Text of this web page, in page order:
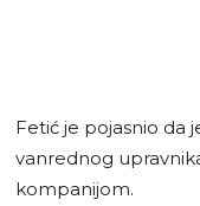
Fetić je pojasnio da
vanrednog
kompanijom.